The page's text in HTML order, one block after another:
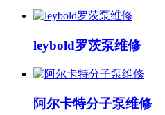
leybold罗茨泵维修
阿尔卡特分子泵维修